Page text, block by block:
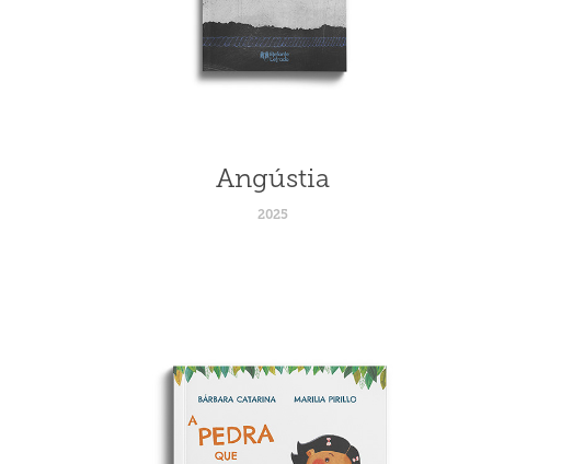
Angústia
2025